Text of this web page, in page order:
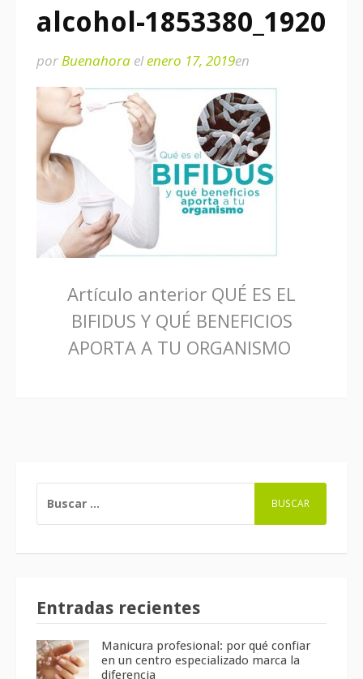
alcohol-1853380_1920
porBuenahora elenero 17, 2019en
Seguir
leyendo
Artículo anterior QUÉ ES EL
BIFIDUS Y QUÉ BENEFICIOS
APORTA A TU ORGANISMO
Entradas recientes
Manicura profesional: por qué confiar
en un centro especializado marca la
diferencia